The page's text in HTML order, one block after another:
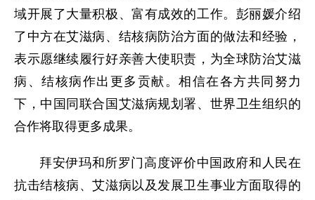
域开展了大量积极、富有成效的工作。彭丽媛介绍
了中方在艾滋病、结核病防治方面的做法和经验，
表示愿继续履行好亲善大使职责，为全球防治艾滋
病、结核病作出更多贡献。相信在各方共同努力
下，中国同联合国艾滋病规划署、世界卫生组织的
合作将取得更多成果。
拜安伊玛和所罗门高度评价中国政府和人民在
抗击结核病、艾滋病以及发展卫生事业方面取得的